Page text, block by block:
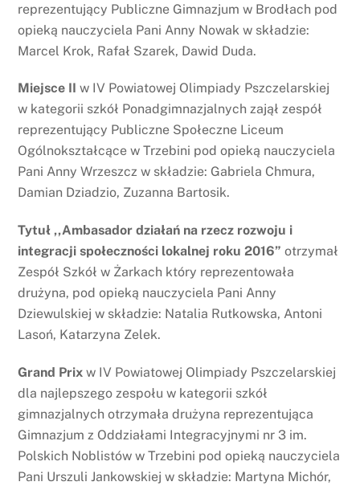
reprezentujący Publiczne Gimnazjum w Brodłach pod
opieką nauczyciela Pani Anny Nowak w składzie:
Marcel Krok, Rafał Szarek, Dawid Duda.
Miejsce II w IV Powiatowej Olimpiady Pszczelarskiej
w kategorii szkół Ponadgimnazjalnych zajął zespół
reprezentujący Publiczne Społeczne Liceum
Ogólnokształcące w Trzebini pod opieką nauczyciela
Pani Anny Wrzeszcz w składzie: Gabriela Chmura,
Damian Dziadzio, Zuzanna Bartosik.
Tytuł ,,Ambasador działań na rzecz rozwoju i
integracji społeczności lokalnej roku 2016” otrzymał
Zespół Szkół w Żarkach który reprezentowała
drużyna, pod opieką nauczyciela Pani Anny
Dziewulskiej w składzie: Natalia Rutkowska, Antoni
Lasoń, Katarzyna Zelek.
Grand Prix w IV Powiatowej Olimpiady Pszczelarskiej
dla najlepszego zespołu w kategorii szkół
gimnazjalnych otrzymała drużyna reprezentująca
Gimnazjum z Oddziałami Integracyjnymi nr 3 im.
Polskich Noblistów w Trzebini pod opieką nauczyciela
Pani Urszuli Jankowskiej w składzie: Martyna Michór,